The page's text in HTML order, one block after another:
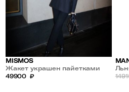
MISMOS
Жакет украшен пайетками
49900 ₽